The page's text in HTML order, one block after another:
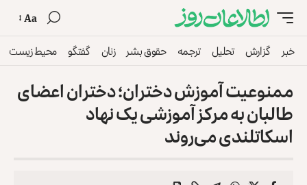
Aa
خبر گزارش تحلیل ترجمه حقوق بشر زنان گفتگو محیط زیست
ممنوعیت آموزش دختران؛ دختران اعضای
طالبان به مرکز آموزشی یک نهاد
اسکاتلندی می‌روند